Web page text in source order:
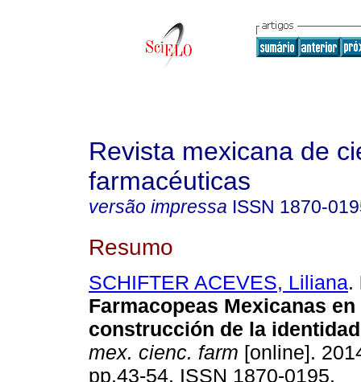
Revista mexicana de
farmacéuticas
versão impressa ISSN 1870-
Resumo
SCHIFTER ACEVES, Liliana.
Farmacopeas Mexicanas en
construcción de la
mex. cienc. farm [online].
pp.43-54. ISSN 1870-0195.